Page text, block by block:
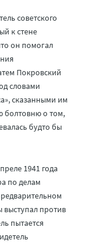
советского
к стене
он помогал
Покровский
словами
сказанными им
болтовню о том,
будто бы
1941 года
по делам
выступал против
пытается